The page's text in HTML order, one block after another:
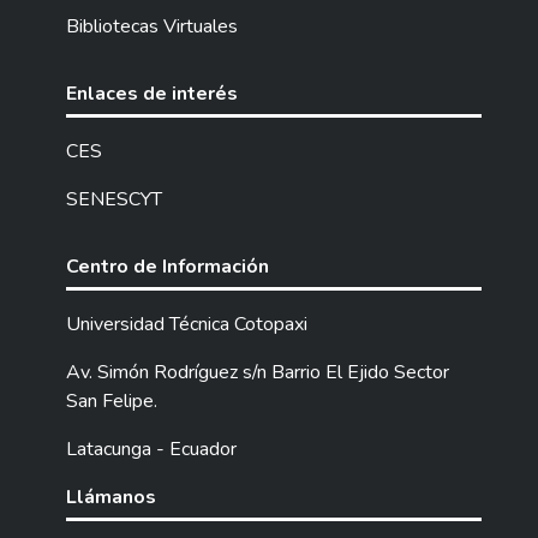
Para ello se ha aplicado una metodología de
conjuntamente, se utilizó el método
científico ya que, parte de una problemática
de tipo documental, de campo, no
la incidencia de las variables de estudio, se
aplicó instrumentos de recolección de
información y datos como el guion de
que fueron dirigidas a las autoridades,
docentes y estudiantes de sexto año de
básica; y luego fueron procesadas y
existe una gran presencia de estudiantes
interculturales debido a la migración, a la
Bibliotecas Virtuales
Enlaces de interés
CES
SENESCYT
Centro de Información
Universidad Técnica Cotopaxi
Av. Simón Rodríguez s/n Barrio El Ejido Sector
San Felipe.
Latacunga - Ecuador
Llámanos